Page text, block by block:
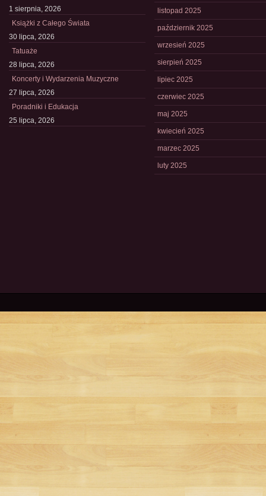
1 sierpnia, 2026
Książki z Całego Świata
30 lipca, 2026
Tatuaże
28 lipca, 2026
Koncerty i Wydarzenia Muzyczne
27 lipca, 2026
Poradniki i Edukacja
25 lipca, 2026
listopad 2025
październik 2025
wrzesień 2025
sierpień 2025
lipiec 2025
czerwiec 2025
maj 2025
kwiecień 2025
marzec 2025
luty 2025